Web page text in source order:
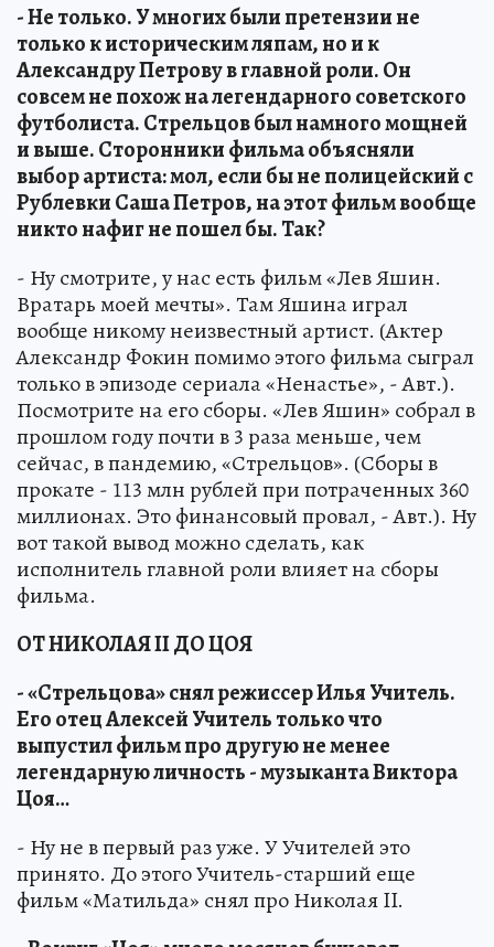
- Не только. У многих были претензии не
только к историческим ляпам, но и к
Александру Петрову в главной роли. Он
совсем не похож на легендарного советского
футболиста. Стрельцов был намного мощней
и выше. Сторонники фильма объясняли
выбор артиста: мол, если бы не полицейский с
Рублевки Саша Петров, на этот фильм вообще
никто нафиг не пошел бы. Так?
- Ну смотрите, у нас есть фильм «Лев Яшин.
Вратарь моей мечты». Там Яшина играл
вообще никому неизвестный артист. (Актер
Александр Фокин помимо этого фильма сыграл
только в эпизоде сериала «Ненастье», - Авт.).
Посмотрите на его сборы. «Лев Яшин» собрал в
прошлом году почти в 3 раза меньше, чем
сейчас, в пандемию, «Стрельцов». (Сборы в
прокате - 113 млн рублей при потраченных 360
миллионах. Это финансовый провал, - Авт.). Ну
вот такой вывод можно сделать, как
исполнитель главной роли влияет на сборы
фильма.
ОТ НИКОЛАЯ II ДО ЦОЯ
- «Стрельцова» снял режиссер Илья Учитель.
Его отец Алексей Учитель только что
выпустил фильм про другую не менее
легендарную личность - музыканта Виктора
Цоя…
- Ну не в первый раз уже. У Учителей это
принято. До этого Учитель-старший еще
фильм «Матильда» снял про Николая II.